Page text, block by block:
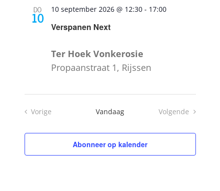
DO
10 Verspanen Next
10 september 2026 @ 12:30- 17:00
Ter Hoek Vonkerosie
Propaanstraat 1, Rijssen
Vorige
Vandaag
Volgende
Abonneer op kalender